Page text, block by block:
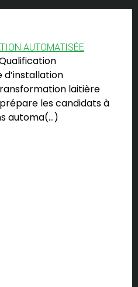
AUTOMATISÉE
d’installation
laitière
les candidats à
automa(…)